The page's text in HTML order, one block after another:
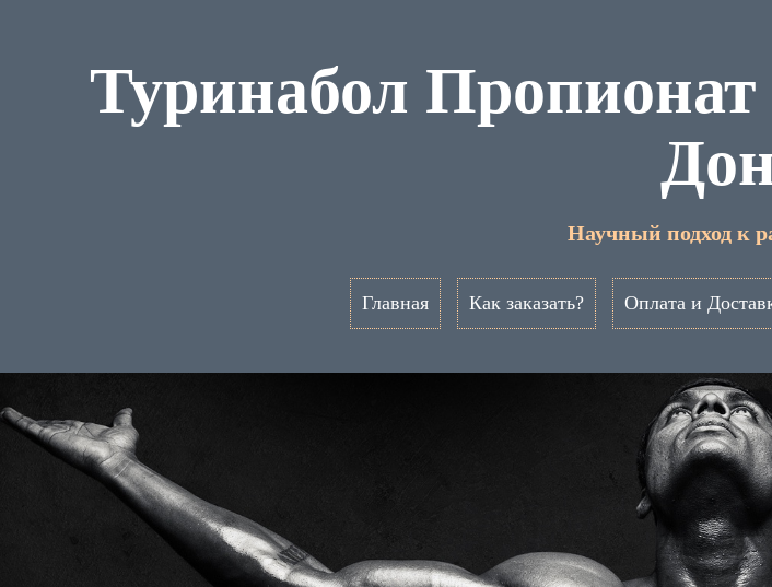
Туринабол Пропионат
Научный подход к
Главная Как заказать? Оплата и